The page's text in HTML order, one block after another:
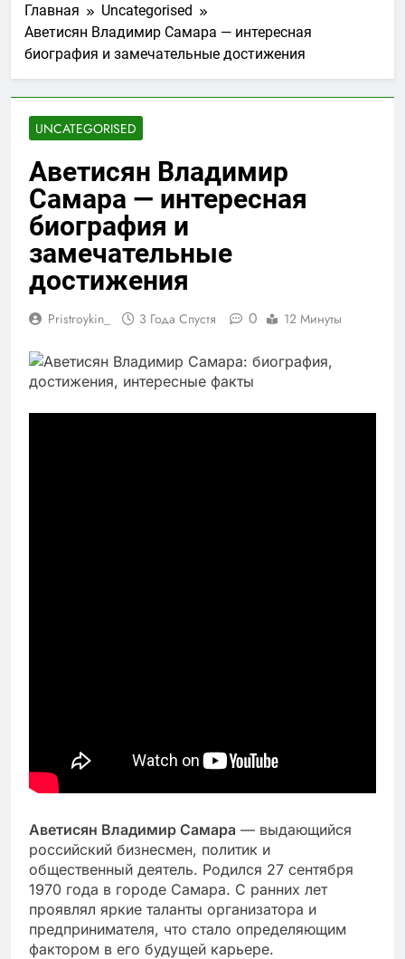
Главная
Uncategorised
Аветисян Владимир Самара — интересная
биография и замечательные достижения
UNCATEGORISED
Аветисян Владимир
Самара — интересная
биография и
замечательные
достижения
Pristroykin_ 3 Года Спустя 0 12 Минуты
Аветисян Владимир Самара — выдающийся
российский бизнесмен, политик и
общественный деятель. Родился 27 сентября
1970 года в городе Самара. С ранних лет
проявлял яркие таланты организатора и
предпринимателя, что стало определяющим
фактором в его будущей карьере.